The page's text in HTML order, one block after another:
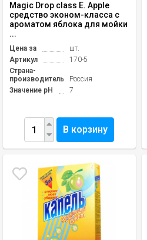
Magic Drop class E. Apple
средство эконом-класса с
ароматом яблока для мойки
...
Цена за
шт.
Артикул
170-5
Страна-
производитель
Россия
Значение pH
7
В корзину